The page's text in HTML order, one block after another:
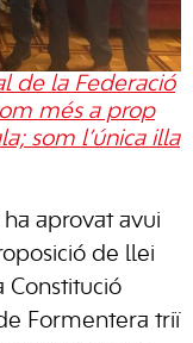
de la Federació
més a prop
som l’única illa
aprovat avui
de llei
Constitució
Formentera triï